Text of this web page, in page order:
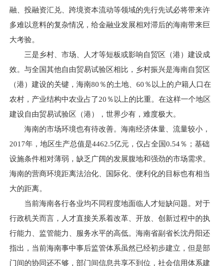
融、投融资汇兑、跨境资本流动等领域的先行先试必将带来许
多难以意料的复杂情况，给金融业发展相对滞后的海南带来巨
大考验。
三是乡村、市场、人才等短板或影响自贸区（港）建设成
效。与全国其他自由贸易试验区相比，乡村振兴是海南自贸区
（港）建设的关键，海南80％的土地、60％以上的户籍人口在
农村，产业结构中农业占了20％以上的比重。在这样一个地区
建设自由贸易试验区（港），世界少有，难度极大。
海南的市场环境也有待改善。海南经济体量、流量较小，
2017年，地区生产总值是4462.5亿元，仅占全国0.54％；基础
设施条件相对薄弱，缺乏广阔的发展腹地和强劲的市场需求。
海南的营商环境距离法治化、国际化、便利化的目标也有相当
大的距离。
当前海南各行各业均不同程度地面临人才短缺问题。对于
行政机关而言，人才直接关系着改革、开放、创新过程中的执
行能力、监管能力、服务水平的高低。海南省副省长沈丹阳还
指出，当前海南事中事后监管体系虽然已经初步建立，但是部
门间的协同还不够，部门间信息共享不到位，社会信用体系建